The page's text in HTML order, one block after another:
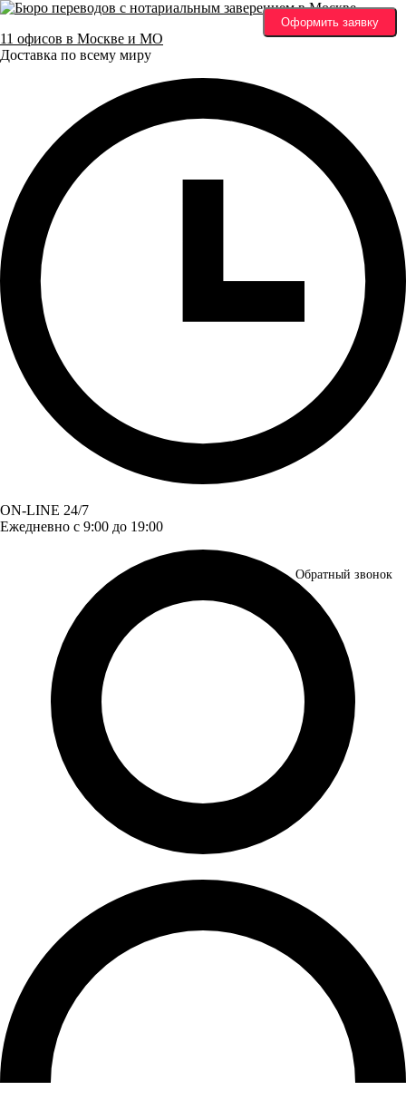
11 офисов в Москве и МО
Доставка по всему миру
ON-LINE 24/7
Ежедневно с 9:00 до 19:00
Оформить заявку
Обратный звонок